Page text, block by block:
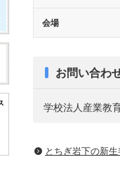
会場
お問い合わ
学校法人産業教
とちぎ岩下の新